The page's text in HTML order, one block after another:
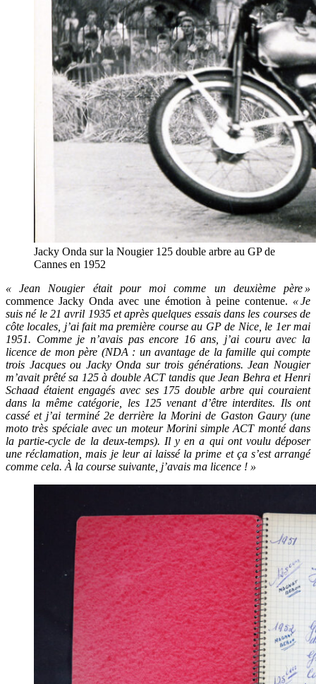
Jacky Onda sur la Nougier 125 double arbre au GP de
Cannes en 1952
« Jean Nougier était pour moi comme un deuxième père »
commence Jacky Onda avec une émotion à peine contenue. « Je
suis né le 21 avril 1935 et après quelques essais dans les courses de
côte locales, j’ai fait ma première course au GP de Nice, le 1er mai
1951. Comme je n’avais pas encore 16 ans, j’ai couru avec la
licence de mon père (NDA : un avantage de la famille qui compte
trois Jacques ou Jacky Onda sur trois générations. Jean Nougier
m’avait prêté sa 125 à double ACT tandis que Jean Behra et Henri
Schaad étaient engagés avec ses 175 double arbre qui couraient
dans la même catégorie, les 125 venant d’être interdites. Ils ont
cassé et j’ai terminé 2e derrière la Morini de Gaston Gaury (une
moto très spéciale avec un moteur Morini simple ACT monté dans
la partie-cycle de la deux-temps). Il y en a qui ont voulu déposer
une réclamation, mais je leur ai laissé la prime et ça s’est arrangé
comme cela. À la course suivante, j’avais ma licence ! »